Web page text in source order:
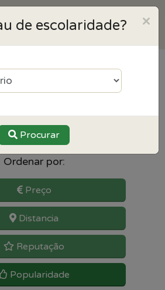
para Biologia
Ordenar por:
Preço
Distancia
Reputação
Popularidade
×
de escolaridade?
Procurar